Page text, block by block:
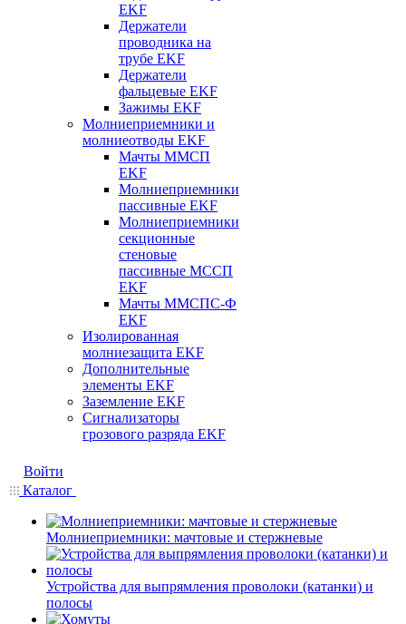
EKF
Держатели
проводника на
трубе EKF
Держатели
фальцевые EKF
Зажимы EKF
Молниеприемники и
молниеотводы EKF
Мачты ММСП
EKF
Молниеприемники
пассивные EKF
Молниеприемники
секционные
стеновые
пассивные МССП
EKF
Мачты ММСПС-Ф
EKF
Изолированная
молниезащита EKF
Дополнительные
элементы EKF
Заземление EKF
Сигнализаторы
грозового разряда EKF
Войти
Каталог
Молниеприемники: мачтовые и стержневые
Устройства для выпрямления проволоки (катанки) и
полосы